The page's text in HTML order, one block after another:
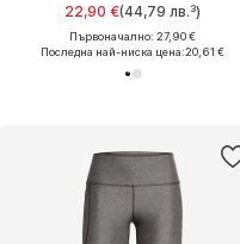
22,90 €(44,79 лв.³)
Първоначално: 27,90 €
Последна най-ниска цена:20,61 €